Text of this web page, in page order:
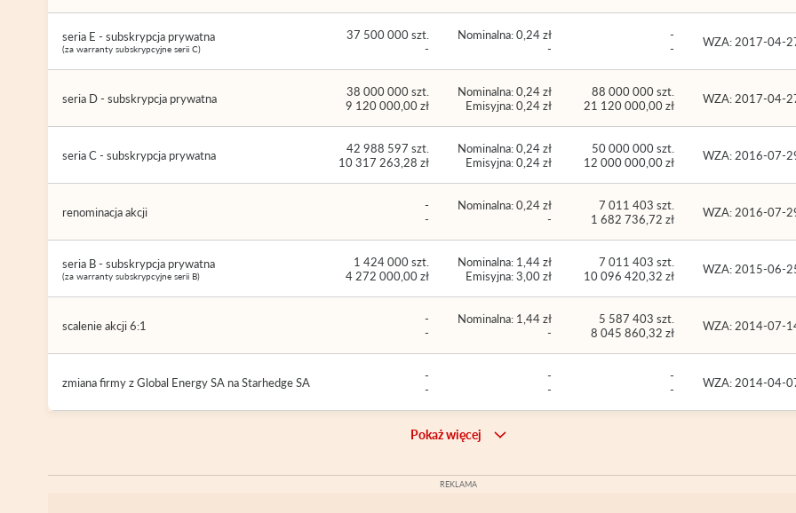
seria E - subskrypcja prywatna
(za warranty subskrypcyjne serii C)
37 500 000 szt.
-
Nominalna: 0,24 zł
-
-
-
WZA: 2017-04-
seria D - subskrypcja prywatna
38 000 000 szt.
9 120 000,00 zł
Nominalna: 0,24 zł
Emisyjna: 0,24 zł
88 000 000 szt.
21 120 000,00 zł
WZA: 2017-04-
seria C - subskrypcja prywatna
42 988 597 szt.
10 317 263,28 zł
Nominalna: 0,24 zł
Emisyjna: 0,24 zł
50 000 000 szt.
12 000 000,00 zł
WZA: 2016-07-
renominacja akcji
-
-
Nominalna: 0,24 zł
-
7 011 403 szt.
1 682 736,72 zł
WZA: 2016-07-
seria B - subskrypcja prywatna
(za warranty subskrypcyjne serii B)
1 424 000 szt.
4 272 000,00 zł
Nominalna: 1,44 zł
Emisyjna: 3,00 zł
7 011 403 szt.
10 096 420,32 zł
WZA: 2015-06-
scalenie akcji 6:1
-
-
Nominalna: 1,44 zł
-
5 587 403 szt.
8 045 860,32 zł
WZA: 2014-07-
zmiana firmy z Global Energy SA na Starhedge SA
-
-
-
-
-
-
WZA: 2014-04-
Pokaż więcej